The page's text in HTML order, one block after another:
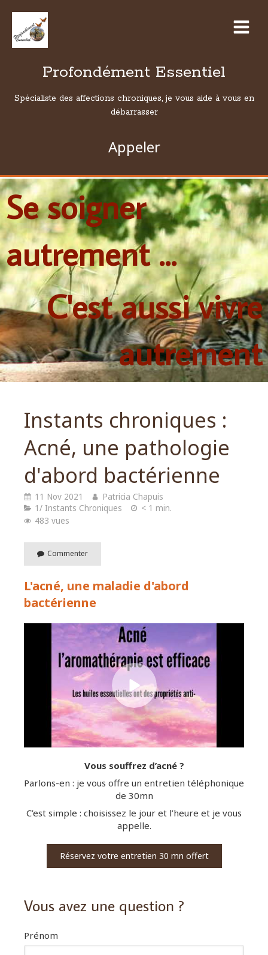
Profondément Essentiel
Spécialiste des affections chroniques, je vous aide à vous en
débarrasser
Appeler
Se soigner
autrement ...
C'est aussi vivre
autrement
Instants chroniques :
Acné, une pathologie
d'abord bactérienne
11 Nov 2021
Patricia Chapuis
1/ Instants Chroniques
< 1 min.
483 vues
Commenter
L'acné, une maladie d'abord
bactérienne
Vous souffrez d’acné ?
Parlons-en : je vous offre un entretien téléphonique
de 30mn
C’est simple : choisissez le jour et l’heure et je vous
appelle.
Réservez votre entretien 30 mn offert
Vous avez une question ?
Prénom